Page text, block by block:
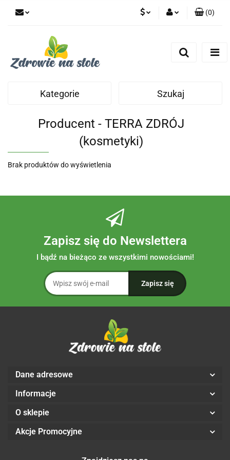
(0)
Kategorie Szukaj
Producent - TERRA ZDRÓJ
(kosmetyki)
Brak produktów do wyświetlenia
Zapisz się do Newslettera
I bądź na bieżąco ze wszystkimi nowościami!
Dane adresowe
Informacje
O sklepie
Akcje Promocyjne